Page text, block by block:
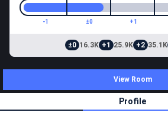
-1 ±0 +1
±0 16.3K +1 25.9K +2 35.1K
View Room
Profile